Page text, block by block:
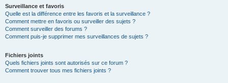
Surveillance et favoris
Quelle est la différence entre les favoris et la surveillance ?
Comment mettre en favoris ou surveiller des sujets ?
Comment surveiller des forums ?
Comment puis-je supprimer mes surveillances de sujets ?
Fichiers joints
Quels fichiers joints sont autorisés sur ce forum ?
Comment trouver tous mes fichiers joints ?